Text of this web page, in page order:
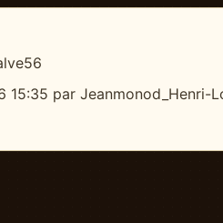
15:35 par Jeanmonod_Henri-